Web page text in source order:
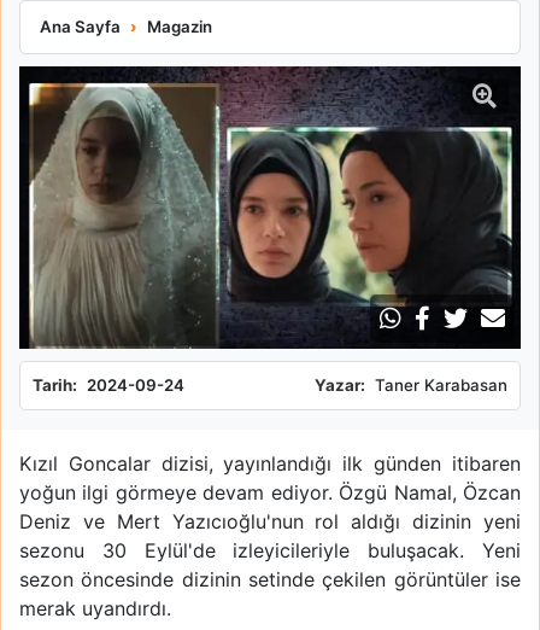
Ana Sayfa Magazin
Kızıl Goncalar yeni sezon öncesi peçeli Zeynep
Tarih: 2024-09-24 Yazar: Taner Karabasan
Kızıl Goncalar dizisi, yayınlandığı ilk günden itibaren
yoğun ilgi görmeye devam ediyor. Özgü Namal, Özcan
Deniz ve Mert Yazıcıoğlu'nun rol aldığı dizinin yeni
sezonu 30 Eylül'de izleyicileriyle buluşacak. Yeni
sezon öncesinde dizinin setinde çekilen görüntüler ise
merak uyandırdı.